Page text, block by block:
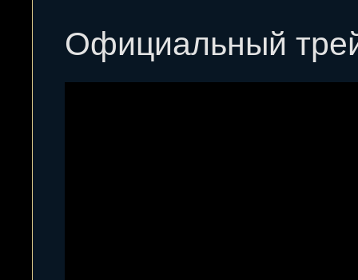
Официальный